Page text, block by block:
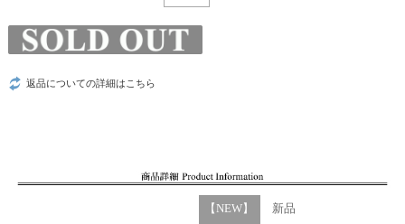
返品についての詳細はこちら
【NEW】 新品